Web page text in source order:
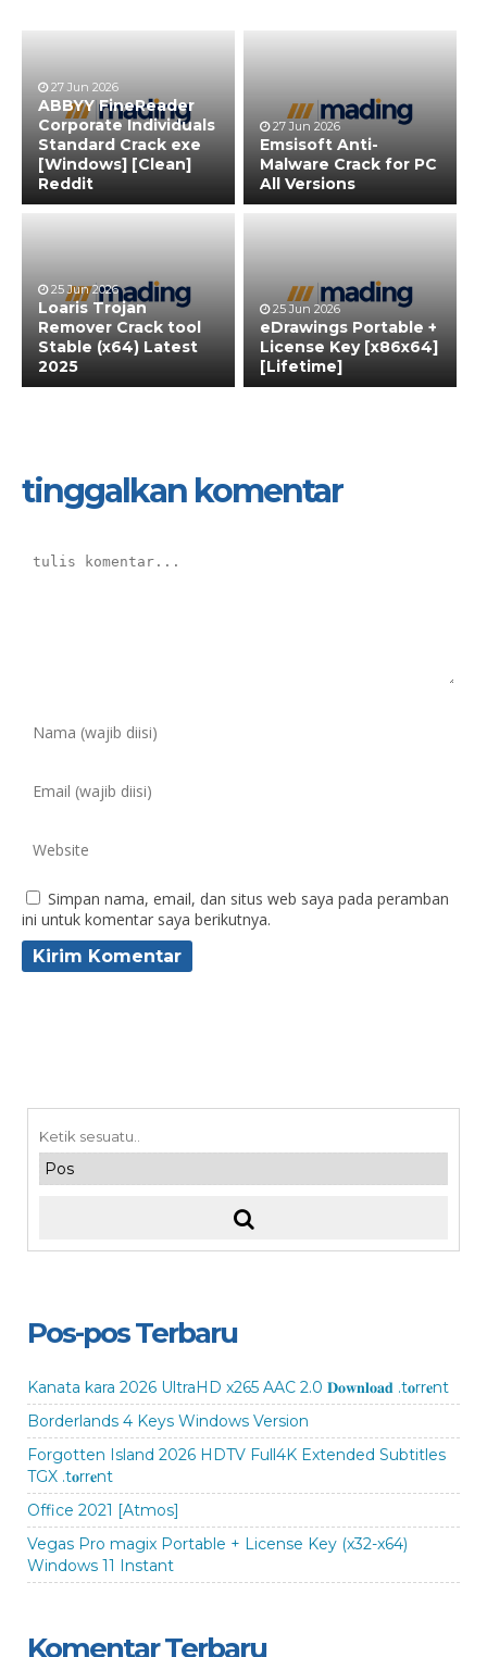
27 Jun 2026
ABBYY FineReader
Corporate Individuals
Standard Crack exe
[Windows] [Clean]
Reddit
27 Jun 2026
Emsisoft Anti-
Malware Crack for PC
All Versions
25 Jun 2026
Loaris Trojan
Remover Crack tool
Stable (x64) Latest
2025
25 Jun 2026
eDrawings Portable +
License Key [x86x64]
[Lifetime]
tinggalkan komentar
Simpan nama, email, dan situs web saya pada peramban
ini untuk komentar saya berikutnya.
Pos-pos Terbaru
Kanata kara 2026 UltraHD x265 AAC 2.0 𝐃𝐨𝐰𝐧𝐥𝐨𝐚𝐝 .t𝐨rr𝐞nt
Borderlands 4 Keys Windows Version
Forgotten Island 2026 HDTV Full4K Extended Subtitles
TGX .t𝐨rr𝐞nt
Office 2021 [Atmos]
Vegas Pro magix Portable + License Key (x32-x64)
Windows 11 Instant
Komentar Terbaru